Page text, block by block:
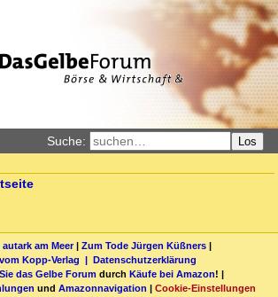
Suche: Los
am Meer| Zum Tode Jürgen Küßners |
Kopp-Verlag | Datenschutzerklärung
das Gelbe Forum durch Käufe bei Amazon! |
und Amazonnavigation | Cookie-Einstellungen